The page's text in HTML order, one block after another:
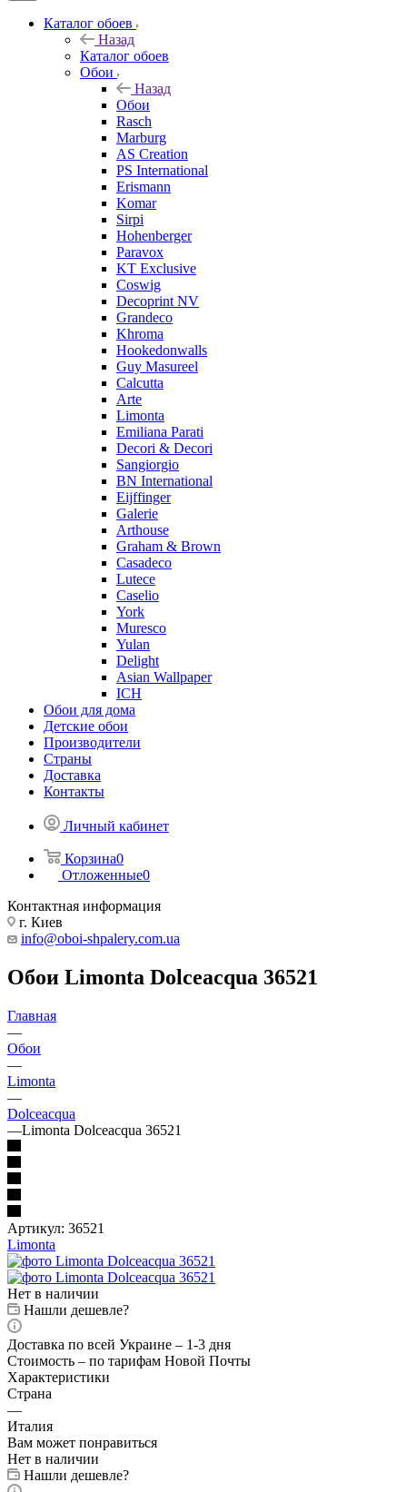
Каталог обоев
Назад
Каталог обоев
Обои
Назад
Обои
Rasch
Marburg
AS Creation
PS International
Erismann
Komar
Sirpi
Hohenberger
Paravox
KT Exclusive
Coswig
Decoprint NV
Grandeco
Khroma
Hookedonwalls
Guy Masureel
Calcutta
Arte
Limonta
Emiliana Parati
Decori & Decori
Sangiorgio
BN International
Eijffinger
Galerie
Arthouse
Graham & Brown
Casadeco
Lutece
Caselio
York
Muresco
Yulan
Delight
Asian Wallpaper
ICH
Обои для дома
Детские обои
Производители
Страны
Доставка
Контакты
Личный кабинет
Корзина0
Отложенные0
Контактная информация
г. Киев
info@oboi-shpalery.com.ua
Обои Limonta Dolceacqua 36521
Главная
—
Обои
—
Limonta
—
Dolceacqua
—Limonta Dolceacqua 36521
Артикул: 36521
Limonta
Нет в наличии
Нашли дешевле?
Доставка по всей Украине – 1-3 дня
Стоимость – по тарифам Новой Почты
Характеристики
Страна
—
Италия
Вам может понравиться
Нет в наличии
Нашли дешевле?